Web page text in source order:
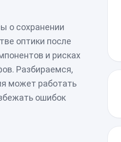
о сохранении
оптики после
и рисках
Разбираемся,
может работать
ошибок